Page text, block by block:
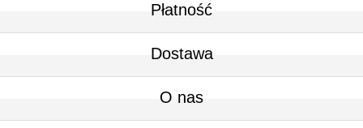
Płatność
Dostawa
O nas